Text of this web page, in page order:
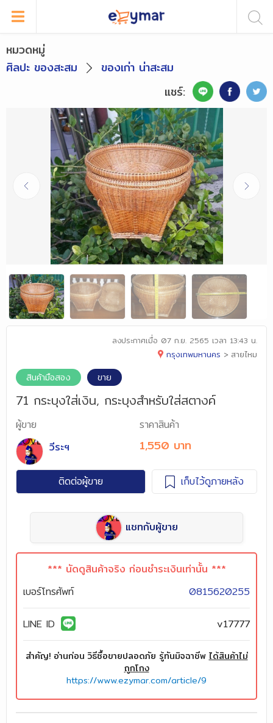
หมวดหมู่
ศิลปะ ของสะสม
ของเก่า น่าสะสม
แชร์:
ลงประกาศเมื่อ 07 ก.ย. 2565 เวลา 13:43 น.
กรุงเทพมหานคร > สายไหม
สินค้ามือสอง ขาย
71 กระบุงใส่เงิน, กระบุงสำหรับใส่สตางค์
ผู้ขาย
วีระฯ
ราคาสินค้า
1,550 บาท
ติดต่อผู้ขาย เก็บไว้ดูภายหลัง
แชทกับผู้ขาย
*** นัดดูสินค้าจริง ก่อนชำระเงินเท่านั้น ***
เบอร์โทรศัพท์
0815620255
LINE ID v17777
สำคัญ! อ่านก่อน วิธีซื้อขายปลอดภัย รู้ทันมิจฉาชีพ ได้สินค้าไม่
ถูกโกง
https://www.ezymar.com/article/9